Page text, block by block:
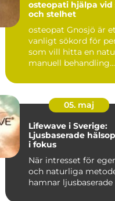
osteopati hjälpa vid
och stelhet
osteopat Gnosjö är
vanligt sökord för
som vill hitta en
manuell behandling...
05. maj
Lifewave i Sverige:
Ljusbaserade
i fokus
När intresset för
och naturliga
hamnar ljusbaserade